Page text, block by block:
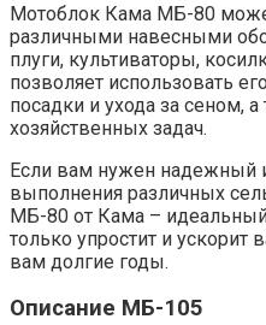
Мотоблок Кама МБ-80
различными навесными
плуги, культиваторы,
позволяет использовать
посадки и ухода за сеном,
хозяйственных задач.
Если вам нужен надежный
выполнения различных
МБ-80 от Кама –
только упростит и ускорит
вам долгие годы.
Описание МБ-105